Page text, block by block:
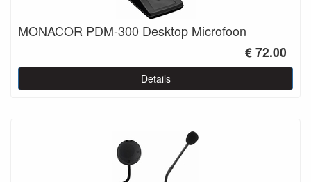
MONACOR PDM-300 Desktop Microfoon
€ 72.00
Details